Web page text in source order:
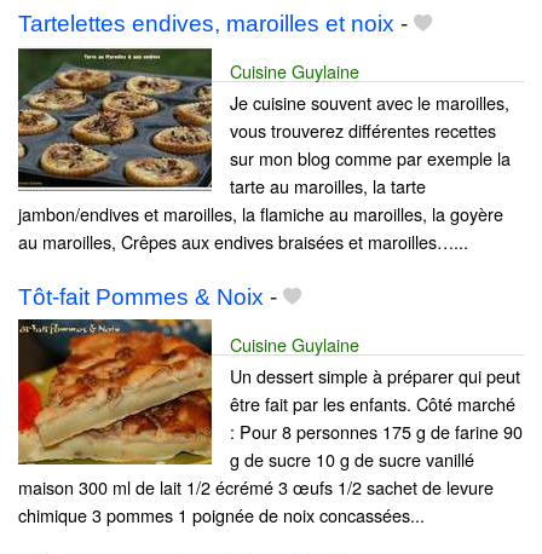
Tartelettes endives, maroilles et noix -
Cuisine Guylaine
Je cuisine souvent avec le maroilles,
vous trouverez différentes recettes
sur mon blog comme par exemple la
tarte au maroilles, la tarte
jambon/endives et maroilles, la flamiche au maroilles, la goyère
au maroilles, Crêpes aux endives braisées et maroilles…...
Tôt-fait Pommes & Noix -
Cuisine Guylaine
Un dessert simple à préparer qui peut
être fait par les enfants. Côté marché
: Pour 8 personnes 175 g de farine 90
g de sucre 10 g de sucre vanillé
maison 300 ml de lait 1/2 écrémé 3 œufs 1/2 sachet de levure
chimique 3 pommes 1 poignée de noix concassées...